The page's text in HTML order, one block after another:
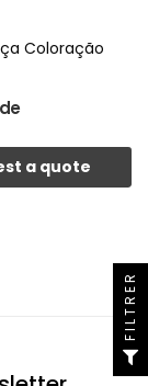
Coloração
a quote
FILTRER